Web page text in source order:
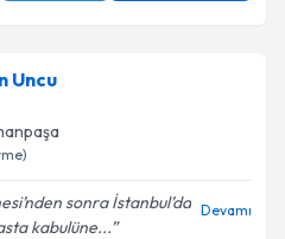
Uncu
sonra İstanbul’da
kabulüne...
Devamı